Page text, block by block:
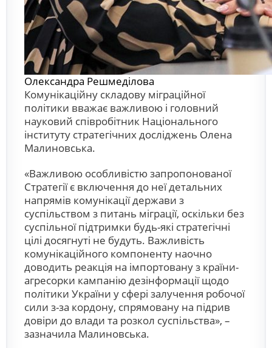
Олександра Решмеділова
Комунікаційну складову міграційної
політики вважає важливою і головний
науковий співробітник Національного
інституту стратегічних досліджень Олена
Малиновська.
«Важливою особливістю запропонованої
Стратегії є включення до неї детальних
напрямів комунікації держави з
суспільством з питань міграції, оскільки без
суспільної підтримки будь-які стратегічні
цілі досягнуті не будуть. Важливість
комунікаційного компоненту наочно
доводить реакція на імпортовану з країни-
агресорки кампанію дезінформації щодо
політики України у сфері залучення робочої
сили з-за кордону, спрямовану на підрив
довіри до влади та розкол суспільства», –
зазначила Малиновська.